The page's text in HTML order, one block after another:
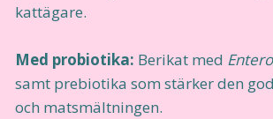
kattägare.
Med probiotika: Berikat med
samt prebiotika som stärker den
och matsmältningen.